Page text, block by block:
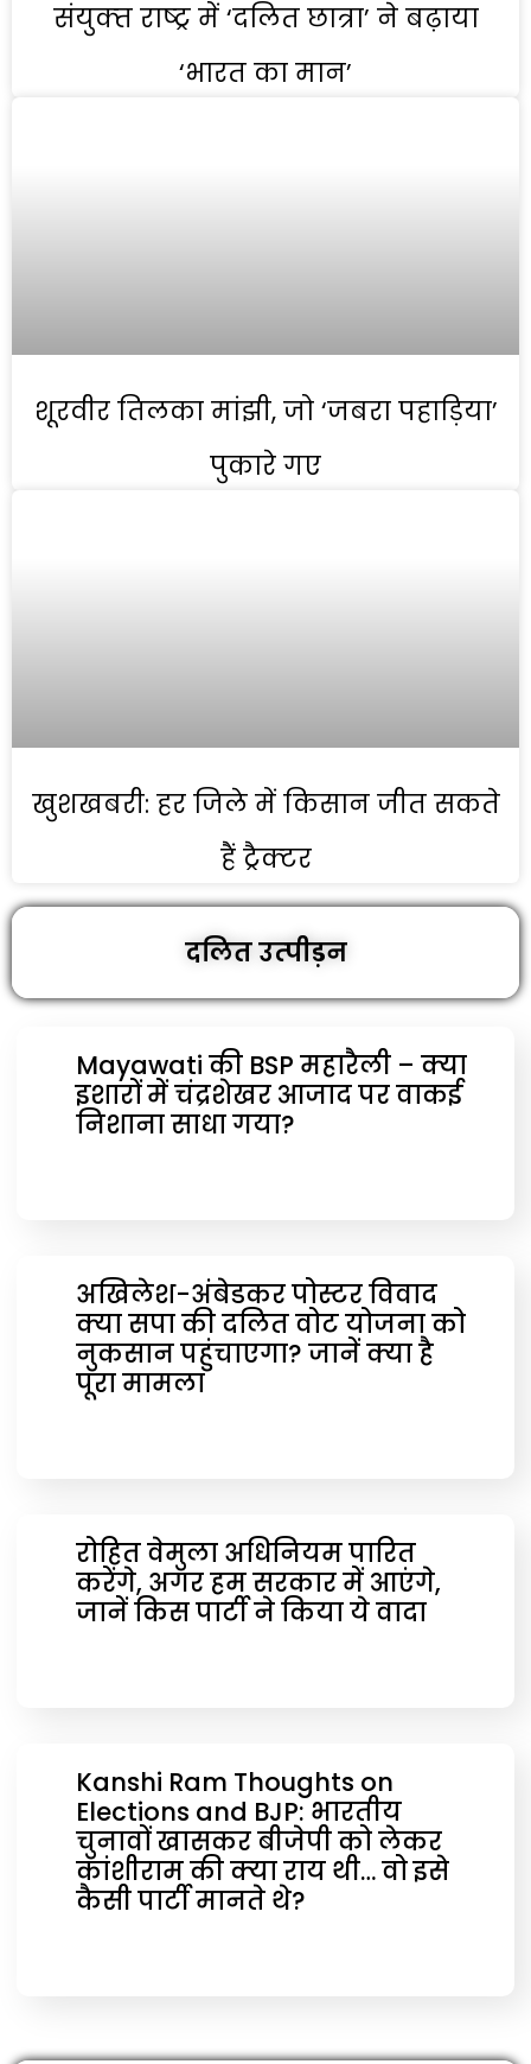
संयुक्‍त राष्‍ट्र में ‘दलित छात्रा’ ने बढ़ाया
‘भारत का मान’
शूरवीर तिलका मांझी, जो ‘जबरा पहाड़िया’
पुकारे गए
खुशखबरी: हर जिले में किसान जीत सकते
हैं ट्रैक्‍टर
दलित उत्‍पीड़न
Mayawati की BSP महारैली – क्या
इशारों में चंद्रशेखर आजाद पर वाकई
निशाना साधा गया?
अखिलेश-अंबेडकर पोस्टर विवाद
क्या सपा की दलित वोट योजना को
नुकसान पहुंचाएगा? जानें क्या है
पूरा मामला
रोहित वेमुला अधिनियम पारित
करेंगे, अगर हम सरकार में आएंगे,
जानें किस पार्टी ने किया ये वादा
Kanshi Ram Thoughts on
Elections and BJP: भारतीय
चुनावों खासकर बीजेपी को लेकर
कांशीराम की क्‍या राय थी… वो इसे
कैसी पार्टी मानते थे?